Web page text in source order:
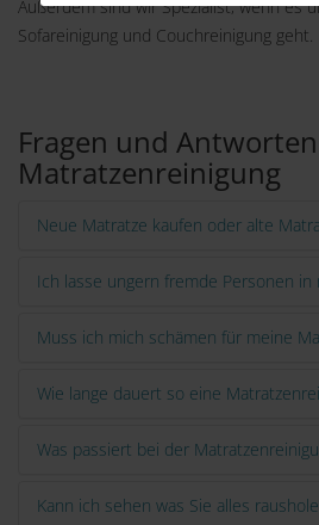
Außerdem sind wir Spezialist, wenn es
Sofareinigung und Couchreinigung geht.
Fragen und
Matratzenreinigung
Neue Matratze kaufen oder alte
Ich lasse ungern fremde Personen in
Muss ich mich schämen für meine
Wie lange dauert so eine
Was passiert bei der
Kann ich sehen was Sie alles